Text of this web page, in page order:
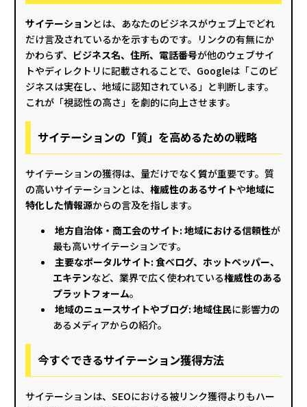
サイテーションとは、あなたのビジネスがウェブ上でどれ
だけ言及されているかを示すものです。リンクの有無にか
かわらず、 ビジネス名、住所、電話番号が他のウェブサイ
トやディレクトリに記載されることで、Googleは「このビ
ジネスは実在し、地域に認知されている」と判断します。
これが「視認性の高さ」を劇的に向上させます。
サイテーションの「質」を高めるための戦略
サイテーションの獲得は、量だけでなく 質が重要です。質
の高いサイテーションとは、 権威性のあるサイトや地域に
特化した情報源からの言及を指します。
地方自治体・商工会のサイト: 地域における信頼性が
最も高いサイテーションです。
主要なポータルサイト: 食べログ、ホットペッパー、
エキテンなど、業界で広く使われている権威性のある
プラットフォーム。
地域のニュースサイトやブログ: 地域住民に影響力の
あるメディアからの紹介。
今すぐできるサイテーション獲得方法
サイテーションは、SEOにおける被リンク獲得よりもハー